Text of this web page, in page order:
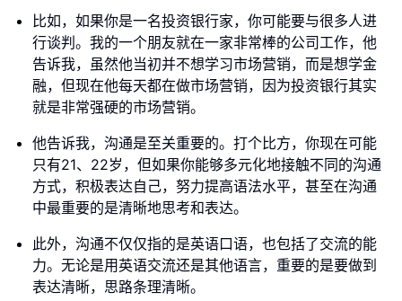
比如，如果你是一名投资银行家，你可能要与很多人进
行谈判。我的一个朋友就在一家非常棒的公司工作，他
告诉我，虽然他当初并不想学习市场营销，而是想学金
融，但现在他每天都在做市场营销，因为投资银行其实
就是非常强硬的市场营销。
他告诉我，沟通是至关重要的。打个比方，你现在可能
只有21、22岁，但如果你能够多元化地接触不同的沟通
方式，积极表达自己，努力提高语法水平，甚至在沟通
中最重要的是清晰地思考和表达。
此外，沟通不仅仅指的是英语口语，也包括了交流的能
力。无论是用英语交流还是其他语言，重要的是要做到
表达清晰，思路条理清晰。